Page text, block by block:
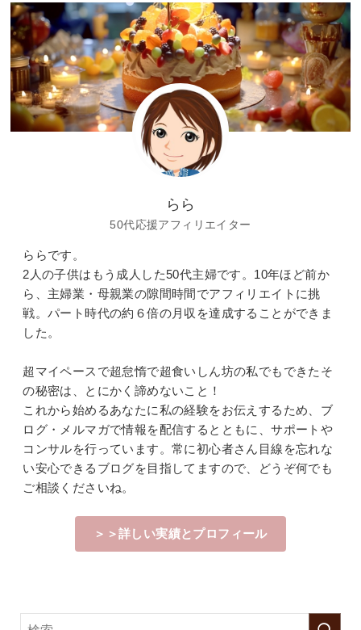
らら
50代応援アフィリエイター
ららです。
2人の子供はもう成人した50代主婦です。10年ほど前か
ら、主婦業・母親業の隙間時間でアフィリエイトに挑
戦。パート時代の約６倍の月収を達成することができま
した。
超マイペースで超怠惰で超食いしん坊の私でもできたそ
の秘密は、とにかく諦めないこと！
これから始めるあなたに私の経験をお伝えするため、ブ
ログ・メルマガで情報を配信するとともに、サポートや
コンサルを行っています。常に初心者さん目線を忘れな
い安心できるブログを目指してますので、どうぞ何でも
ご相談くださいね。
＞＞詳しい実績とプロフィール